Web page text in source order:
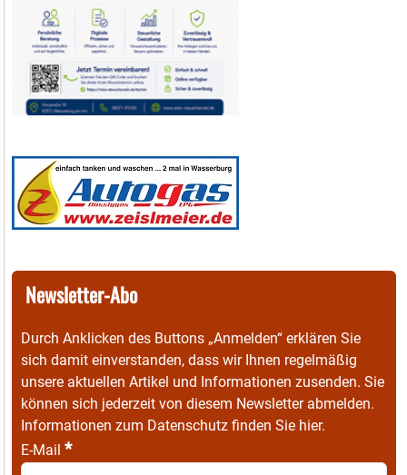
Newsletter-Abo
Durch Anklicken des Buttons „Anmelden“ erklären Sie
sich damit einverstanden, dass wir Ihnen regelmäßig
unsere aktuellen Artikel und Informationen zusenden. Sie
können sich jederzeit von diesem Newsletter abmelden.
Informationen zum Datenschutz finden Sie hier.
E-Mail *